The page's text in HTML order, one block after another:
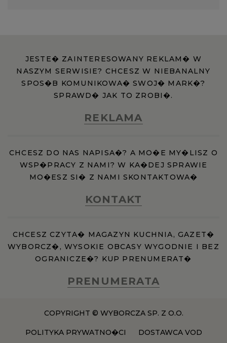
JESTE� ZAINTERESOWANY REKLAM� W
NASZYM SERWISIE? CHCESZ W NIEBANALNY
SPOS�B KOMUNIKOWA� SWOJ� MARK�?
SPRAWD� JAK TO ZROBI�.
REKLAMA
CHCESZ DO NAS NAPISA�? A MO�E MY�LISZ O
WSP�PRACY Z NAMI? W KA�DEJ SPRAWIE
MO�ESZ SI� Z NAMI SKONTAKTOWA�
KONTAKT
CHCESZ CZYTA� MAGAZYN KUCHNIA, GAZET�
WYBORCZ�, WYSOKIE OBCASY WYGODNIE I BEZ
OGRANICZE�? KUP PRENUMERAT�
PRENUMERATA
COPYRIGHT © WYBORCZA SP. Z O.O.
POLITYKA PRYWATNO�CI DOSTAWCA VOD